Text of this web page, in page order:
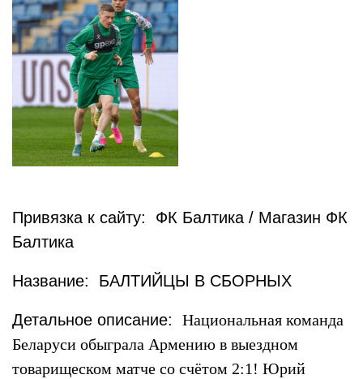
Привязка к сайту: ФК Балтика / Магазин ФК
Балтика
Название: БАЛТИЙЦЫ В СБОРНЫХ
Детальное описание: Национальная команда
Беларуси обыграла Армению в выездном
товарищеском матче со счётом 2:1! Юрий